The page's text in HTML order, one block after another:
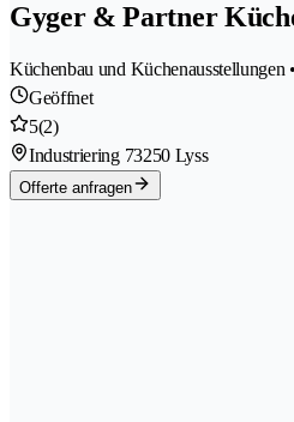
Gyger & Partner
Küchenbau und Küchenausstellungen
Geöffnet
5(2)
Industriering 73250 Lyss
Offerte anfragen